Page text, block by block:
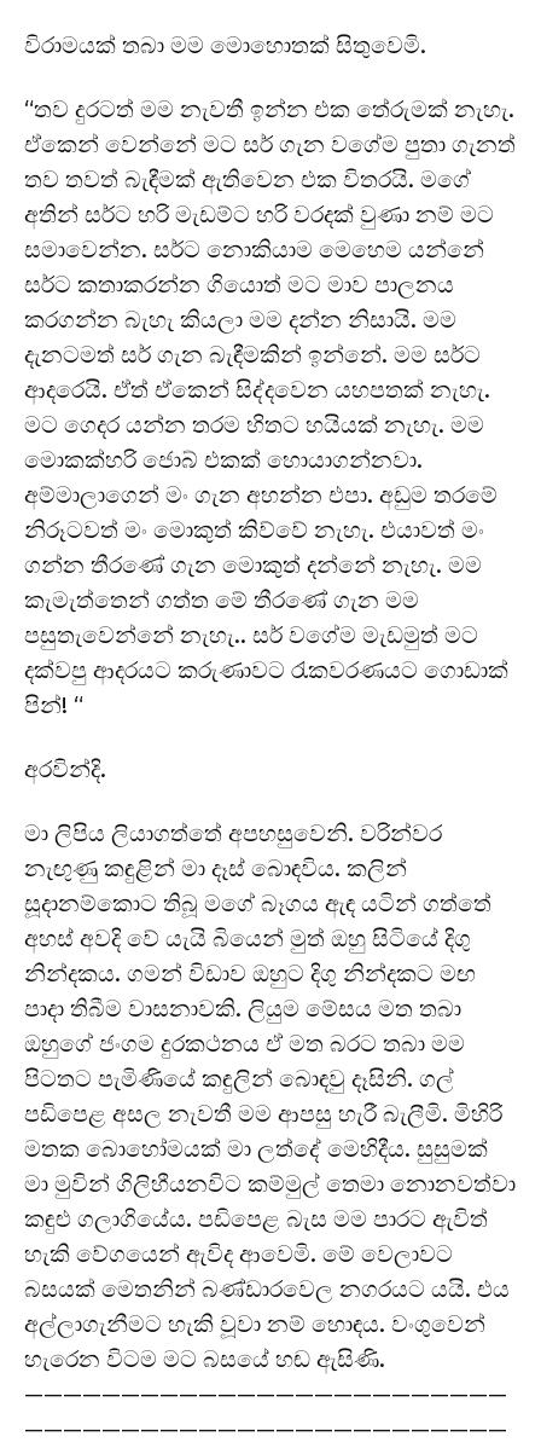
විරාමයක් තබා මම මොහොතක් සිතුවෙමි.
“තව දුරටත් මම නැවතී ඉන්න එක තේරුමක් නැහැ.
ඒකෙන් වෙන්නේ මට සර් ගැන වගේම පුතා ගැනත්
තව තවත් බැඳීමක් ඇතිවෙන එක විතරයි. මගේ
අතින් සර්ට හරි මැඩම්ට හරි වරදක් වුණා නම් මට
සමාවෙන්න. සර්ට නොකියාම මෙහෙම යන්නේ
සර්ට කතාකරන්න ගියොත් මට මාව පාලනය
කරගන්න බැහැ කියලා මම දන්න නිසායි. මම
දැනටමත් සර් ගැන බැඳීමකින් ඉන්නේ. මම සර්ට
ආදරෙයි. ඒත් ඒකෙන් සිද්දවෙන යහපතක් නැහැ.
මට ගෙදර යන්න තරම හිතට හයියක් නැහැ. මම
මොකක්‍හරි ජොබ්‍ එකක් හොයාගන්නවා.
අම්මාලාගෙන් මං ගැන අහන්න එපා. අඩුම තරමේ
නිරූටවත් මං මොකුත් කිව්වේ නැහැ. එයාවත් මං
ගන්න තීරණේ ගැන මොකුත් දන්නේ නැහැ. මම
කැමැත්තෙන් ගත්ත මේ තීරණේ ගැන මම
පසුතැවෙන්නේ නැහැ.. සර් වගේම මැඩමුත් මට
දක්වපු ආදරයට කරුණාවට රැකවරණයට ගොඩාක්
පින්! “
අරවින්දි.
මා ලිපිය ලියාගත්තේ අපහසුවෙනි. වරින්වර
නැඟුණු කඳුළින් මා දෑස් බොඳවිය. කලින්
සූදානම්කොට තිබූ මගේ බෑගය ඇඳ යටින් ගත්තේ
අහස් අවදි වේ යැයි බියෙන් මුත් ඔහු සිටියේ දිගු
නින්දකය. ගමන් විඩාව ඔහුට දිගු නින්දකට මඟ
පාදා තිබීම වාසනාවකි. ලියුම මේසය මත තබා
ඔහුගේ ජංගම දුරකථනය ඒ මත බරට තබා මම
පිටතට පැමිණියේ කඳුලින් බොඳවු දෑසිනි. ගල්
පඩිපෙළ අසල නැවතී මම ආපසු හැරී බැලීමි. මිහිරි
මතක බොහෝමයක් මා ලත්දේ මෙහිදීය. සුසුමක්
මා මුවින් ගිලිහීයනවිට කම්මුල් තෙමා නොනවත්වා
කඳුළු ගලාගියේය. පඩිපෙළ බැස මම පාරට ඇවිත්
හැකි වේගයෙන් ඇවිද ආවෙමි. මේ වෙලාවට
බසයක් මෙතනින් බණ්ඩාරවෙල නගරයට යයි. එය
අල්ලාගැනීමට හැකි වූවා නම් හොඳය. වංගුවෙන්
හැරෙන විටම මට බසයේ හඬ ඇසිණි.
—————————————————————————
—————————————————————————